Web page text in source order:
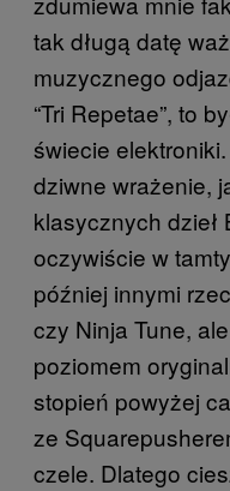
tak długą datę
muzycznego
“Tri Repetae”, to
świecie
dziwne wrażenie,
klasycznych dzieł
oczywiście w
później innymi
czy Ninja Tune,
poziomem
stopień powyżej
ze
czele. Dlatego